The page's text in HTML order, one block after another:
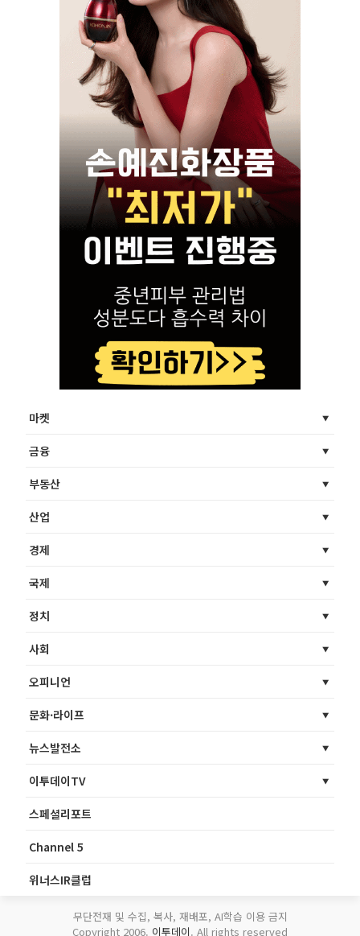
마켓
금융
부동산
산업
경제
국제
정치
사회
오피니언
문화·라이프
뉴스발전소
이투데이TV
스페셜리포트
Channel 5
위너스IR클럽
무단전재 및 수집, 복사, 재배포, AI학습 이용 금지
Copyright 2006. 이투데이. All rights reserved